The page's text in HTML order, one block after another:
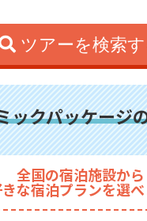
ツアーを検索す
ックパッケージ
全国の宿泊施設から
な宿泊プランを選べ